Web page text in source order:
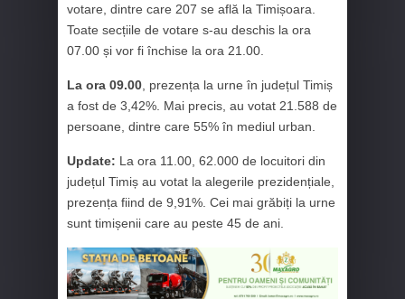
votare, dintre care 207 se află la Timișoara.
Toate secțiile de votare s-au deschis la ora
07.00 și vor fi închise la ora 21.00.
La ora 09.00 , prezența la urne în județul Timiș
a fost de 3,42%. Mai precis, au votat 21.588 de
persoane, dintre care 55% în mediul urban.
Update: La ora 11.00, 62.000 de locuitori din
județul Timiș au votat la alegerile prezidențiale,
prezența fiind de 9,91%. Cei mai grăbiți la urne
sunt timișenii care au peste 45 de ani.